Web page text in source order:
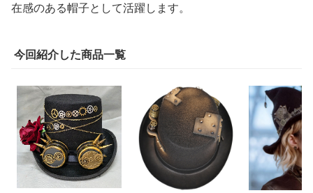
¥10,880(税込)
ロリータファッション
【スチームパンク】ロー
ズロリータシルクハット
とヘアアクセサリー
11,980(税込)
ロリータファッション
【スチームパンク】メカ
ニカルシルクハットとゴ
ーグル
¥11,580
(
ロリータファ
【スチームパ
ト
おすすめ記事一覧